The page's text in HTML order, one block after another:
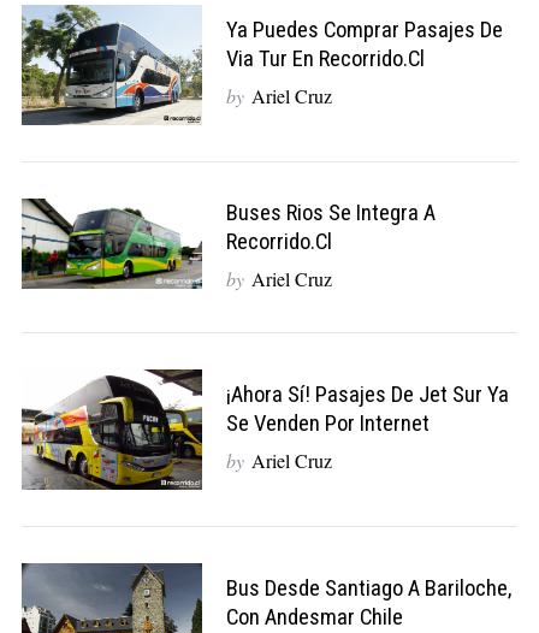
Ya Puedes Comprar Pasajes De
Via Tur En Recorrido.cl
by Ariel Cruz
Buses Rios Se Integra A
Recorrido.cl
by Ariel Cruz
¡Ahora Sí! Pasajes De Jet Sur Ya
Se Venden Por Internet
by Ariel Cruz
Bus Desde Santiago A Bariloche,
Con Andesmar Chile